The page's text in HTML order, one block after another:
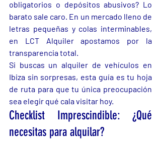
obligatorios o depósitos abusivos? Lo
barato sale caro. En un mercado lleno de
letras pequeñas y colas interminables,
en LCT Alquiler apostamos por la
transparencia total.
Si buscas un alquiler de vehículos en
Ibiza sin sorpresas, esta guía es tu hoja
de ruta para que tu única preocupación
sea elegir qué cala visitar hoy.
Checklist Imprescindible: ¿Qué
necesitas para alquilar?